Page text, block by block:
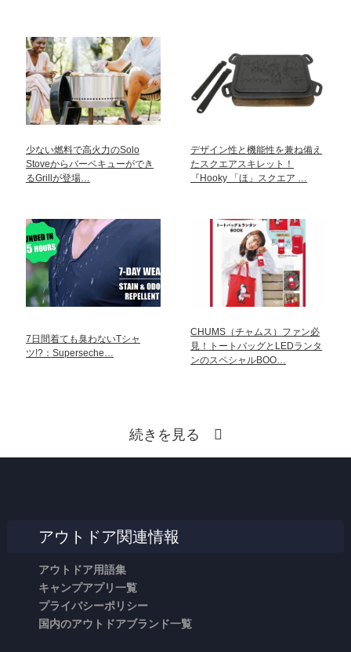
少ない燃料で高火力のSolo
Stoveからバーベキューができ
るGrillが登場…
デザイン性と機能性を兼ね備え
たスクエアスキレット！
『Hooky 「ほ」スクエア …
7日間着ても臭わないTシャ
ツ!?：Superseche…
CHUMS（チャムス）ファン必
見！トートバッグとLEDランタ
ンのスペシャルBOO…
続きを見る
アウトドア関連情報
アウトドア用語集
キャンプアプリ一覧
プライバシーポリシー
国内のアウトドアブランド一覧